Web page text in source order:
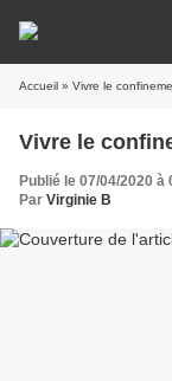
Accueil » Vivre le
Vivre le
Publié le 07/04/2020 à
Par Virginie B